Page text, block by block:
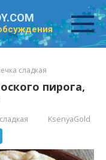
сладкая
пирога,
KsenyaGold